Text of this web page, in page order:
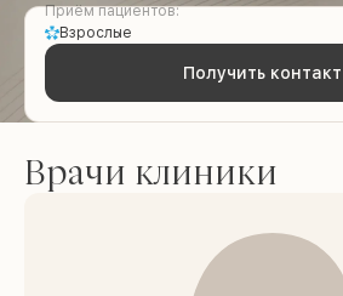
Приём пациентов:
Взрослые
Получить контакт
Врачи клиники